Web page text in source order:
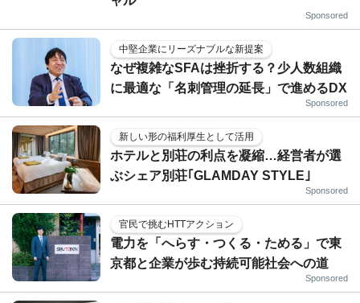
Sponsored
中堅企業にリーズナブルな新提案
なぜ複雑なSFAは挫折する？少人数組織
に最適な「名刺管理の延長」で進めるDX
Sponsored
新しい形の福利厚生として活用
ホテルと別荘の利点を凝縮…経営者が選
ぶシェア別荘｢GLAMDAY STYLE｣
Sponsored
官民で挑むHTTアクション
電力を「へらす・つくる・ためる」で東
京都と企業が歩む持続可能社会への道
Sponsored